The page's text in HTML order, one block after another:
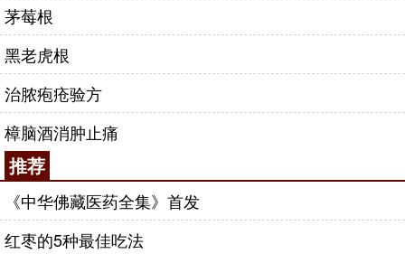
茅莓根
黑老虎根
治脓疱疮验方
樟脑酒消肿止痛
推荐
《中华佛藏医药全集》首发
红枣的5种最佳吃法